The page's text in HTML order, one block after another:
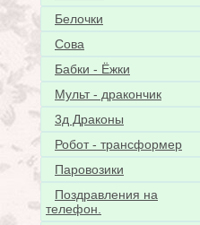
Белочки
Сова
Бабки - Ёжки
Мульт - дракончик
3д Драконы
Робот - трансформер
Паровозики
Поздравления на
телефон.